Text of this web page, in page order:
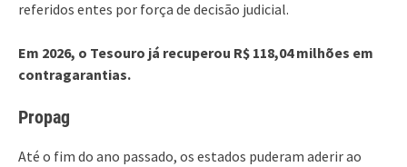
referidos entes por força de decisão judicial.
Em 2026, o Tesouro já recuperou R$ 118,04 milhões em
contragarantias.
Propag
Até o fim do ano passado, os estados puderam aderir ao